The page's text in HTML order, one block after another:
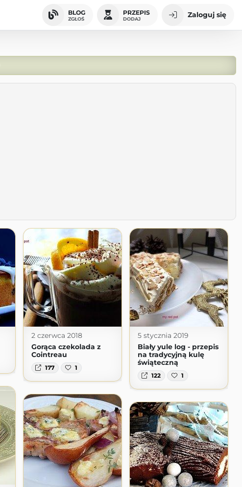
BLOG
ZGŁOŚ
PRZEPIS
DODAJ Zaloguj się
2 czerwca 2018
Gorąca czekolada z
Cointreau
177 1
5 stycznia 2019
Biały yule log - przepis
na tradycyjną kulę
świąteczną
122 1